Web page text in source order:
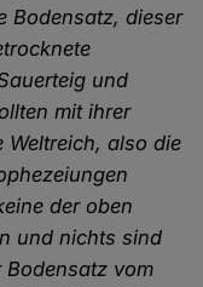
Bodensatz, dieser
und
mit ihrer
Weltreich, also die
der oben
und nichts sind
Bodensatz vom